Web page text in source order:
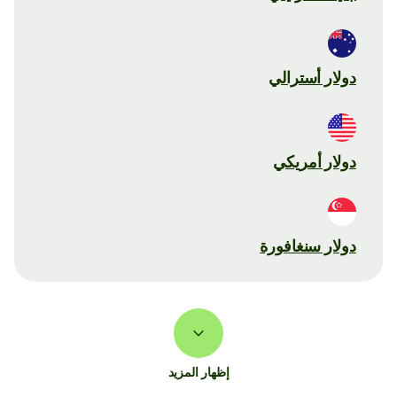
دولار أسترالي
دولار أمريكي
دولار سنغافورة
إظهار المزيد